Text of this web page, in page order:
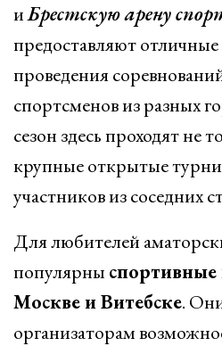
иБрестскую арену
предоставляют отличные
проведения
спортсменов из разных
сезон здесь проходят не
крупные открытые
участников из соседних
Для любителей
популярны
Москве и Витебске.
организаторам